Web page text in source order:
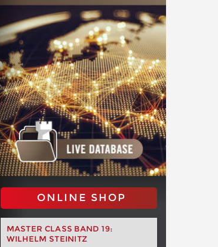
ONLINE SHOP
MASTER CLASS BAND 19:
WILHELM STEINITZ